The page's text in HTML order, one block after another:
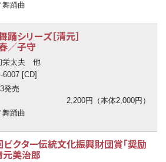
舞踊曲
踊シリーズ［清元］
／子守
栄太夫 他
6007 [CD]
発売
2,200円（本体2,000円）
舞踊曲
クター伝統文化振興財団賞「奨励
元美治郎